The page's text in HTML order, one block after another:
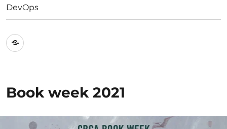
DevOps
Австралия
Book week 2021